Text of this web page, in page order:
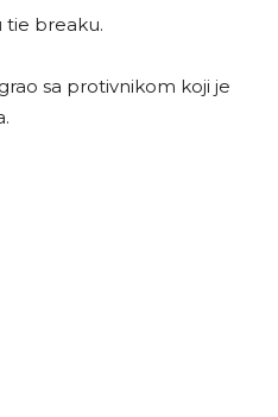
tie breaku.
sa protivnikom koji je